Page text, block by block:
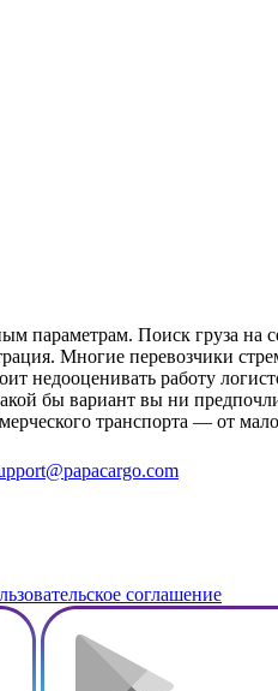
Поиск груза на
Многие перевозчики
недооценивать работу
бы вариант вы ни
транспорта — от
соглашение